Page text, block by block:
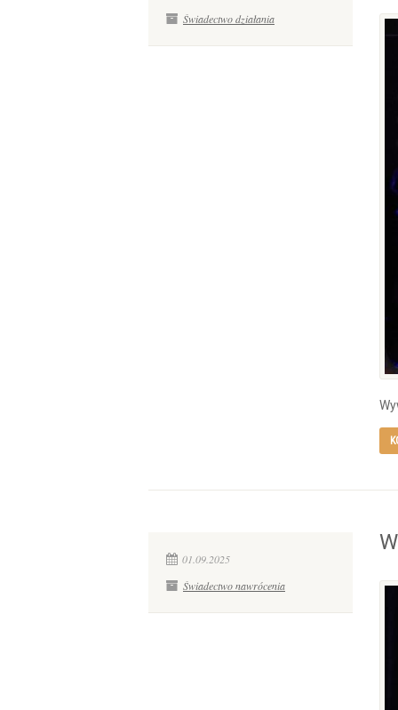
Świadectwo działania
01.09.2025
Świadectwo nawrócenia